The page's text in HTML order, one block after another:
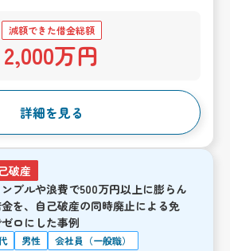
減額できた借金総額
2,000万円
詳細を見る
破産
ブルや浪費で500万円以上に膨らん
を、自己破産の同時廃止による免
ロにした事例
男性 会社員（一般職）